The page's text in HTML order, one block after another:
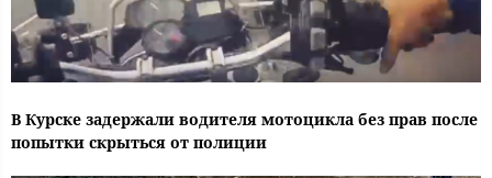
В Курске задержали водителя мотоцикла без прав после
попытки скрыться от полиции